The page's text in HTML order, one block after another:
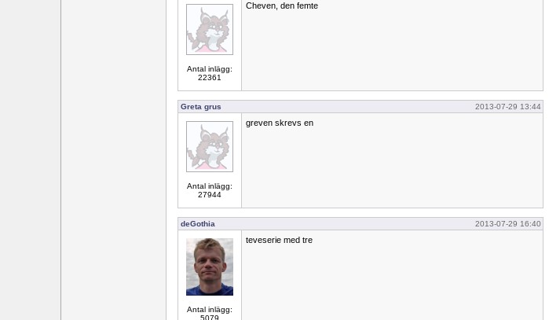
Antal inlägg:
22361
Cheven, den femte
Greta grus 2013-07-29 13:44
Antal inlägg:
27944
greven skrevs en
deGothia 2013-07-29 16:40
Antal inlägg:
teveserie med tre